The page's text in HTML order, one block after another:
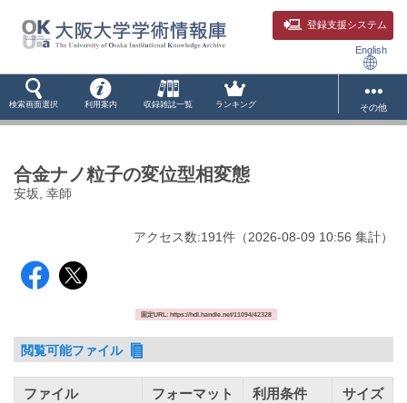
登録支援システム
English
検索画面選択 利用案内 収録雑誌一覧 ランキング その他
合金ナノ粒子の変位型相変態
安坂, 幸師
アクセス数:191件 （2026-08-09 10:56 集計）
固定URL: https://hdl.handle.net/11094/42328
閲覧可能ファイル
ファイル フォーマット 利用条件 サイズ